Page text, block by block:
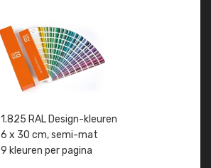
1.825 RAL Design-kleuren
6 x 30 cm, semi-mat
9 kleuren per pagina